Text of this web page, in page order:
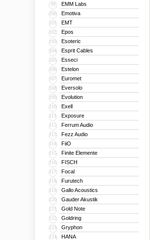
99 EMM Labs
100 Emotiva
101 EMT
102 Epos
103 Esoteric
104 Esprit Cables
105 Esseci
106 Estelon
107 Euromet
108 Eversolo
109 Evolution
110 Exell
111 Exposure
112 Ferrum Audio
113 Fezz Audio
114 FiiO
115 Finite Elemente
116 FISCH
117 Focal
118 Furutech
119 Gallo Acoustics
120 Gauder Akustik
121 Gold Note
122 Goldring
123 Gryphon
124 HANA